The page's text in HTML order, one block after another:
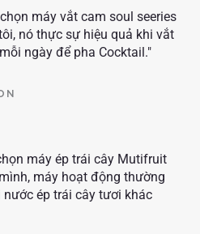
máy vắt cam soul seeries
nó thực sự hiệu quả khi vắt
ngày để pha Cocktail."
máy ép trái cây Mutifruit
máy hoạt động thường
ép trái cây tươi khác